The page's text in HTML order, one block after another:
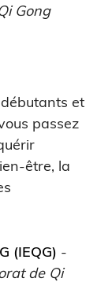
Gong
et
passez
être, la
(IEQG) -
de Qi